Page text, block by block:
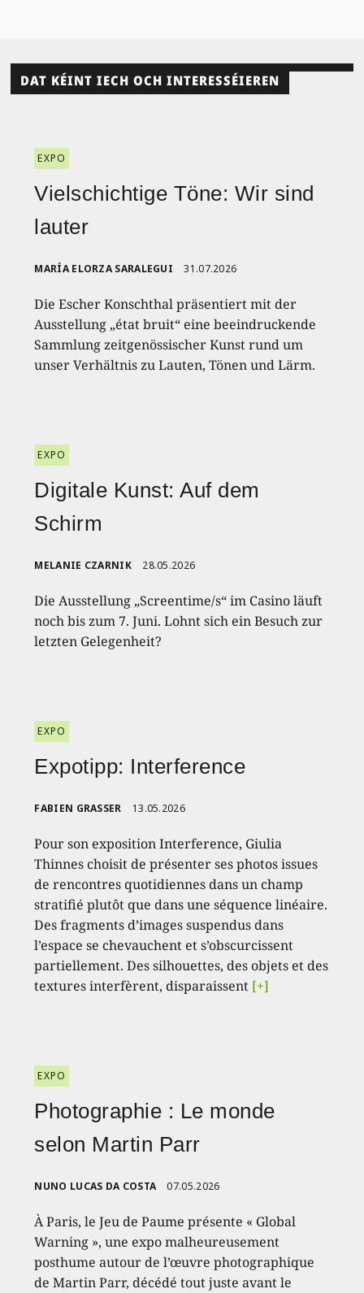
DAT KÉINT IECH OCH INTERESSÉIEREN
EXPO
Vielschichtige Töne: Wir sind
lauter
MARÍA ELORZA SARALEGUI 31.07.2026
Die Escher Konschthal präsentiert mit der
Ausstellung „état bruit“ eine beeindruckende
Sammlung zeitgenössischer Kunst rund um
unser Verhältnis zu Lauten, Tönen und Lärm.
EXPO
Digitale Kunst: Auf dem
Schirm
MELANIE CZARNIK 28.05.2026
Die Ausstellung „Screentime/s“ im Casino läuft
noch bis zum 7. Juni. Lohnt sich ein Besuch zur
letzten Gelegenheit?
EXPO
Expotipp: Interference
FABIEN GRASSER 13.05.2026
Pour son exposition Interference, Giulia
Thinnes choisit de présenter ses photos issues
de rencontres quotidiennes dans un champ
stratifié plutôt que dans une séquence linéaire.
Des fragments d’images suspendus dans
l’espace se chevauchent et s’obscurcissent
partiellement. Des silhouettes, des objets et des
textures interfèrent, disparaissent [+]
EXPO
Photographie : Le monde
selon Martin Parr
NUNO LUCAS DA COSTA 07.05.2026
À Paris, le Jeu de Paume présente « Global
Warning », une expo malheureusement
posthume autour de l’œuvre photographique
de Martin Parr, décédé tout juste avant le